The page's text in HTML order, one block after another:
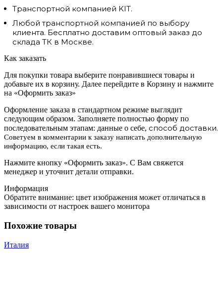
Транспортной компанией KIT.
Любой транспортной компанией по выбору
клиента. Бесплатно доставим оптовый заказ до
склада ТК в Москве.
Как заказать
Для покупки товара выберите понравившиеся товары и
добавьте их в корзину. Далее перейдите в Корзину и нажмите
на «Оформить заказ»
Оформление заказа в стандартном режиме выглядит
следующим образом. Заполняете полностью форму по
последовательным этапам: данные о себе, способ доставки.
Советуем в комментарии к заказу написать дополнительную
информацию, если такая есть.
Нажмите кнопку «Оформить заказ». С Вам свяжется
менеджер и уточнит детали отправки.
Информация
Обратите внимание: цвет изображения может отличаться в
зависимости от настроек вашего монитора
Похожие товары
Италия